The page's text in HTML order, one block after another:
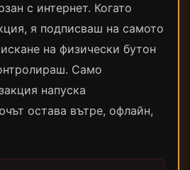
с интернет. Когато
я подписваш на самото
на физически бутон
Само
напуска
остава вътре, офлайн,